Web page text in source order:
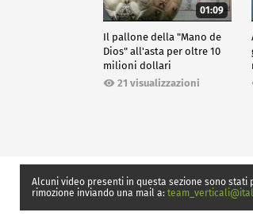
01:09
Il pallone della "Mano de
Dios" all'asta per oltre 10
milioni dollari
21 visualizzazioni
Alcuni video presenti in questa sezione sono
rimozione inviando una mail a: